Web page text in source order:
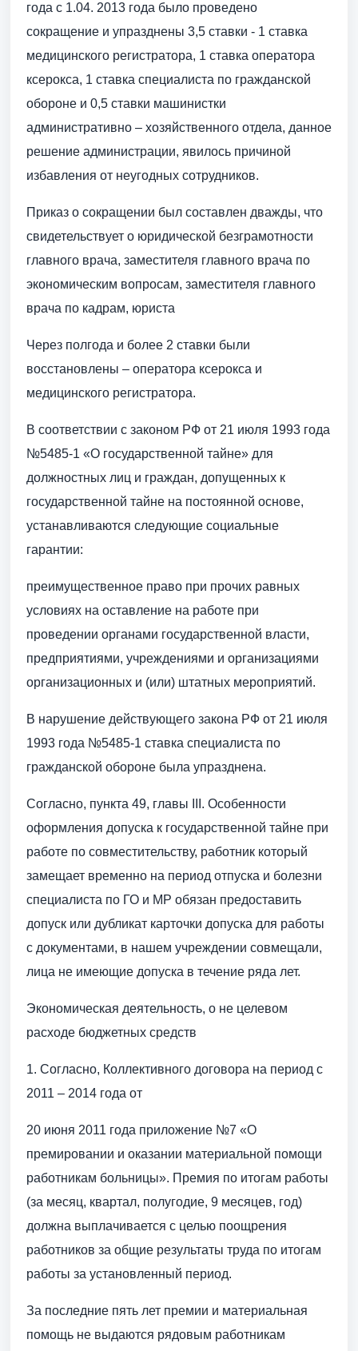
года с 1.04. 2013 года было проведено
сокращение и упразднены 3,5 ставки - 1 ставка
медицинского регистратора, 1 ставка оператора
ксерокса, 1 ставка специалиста по гражданской
обороне и 0,5 ставки машинистки
административно – хозяйственного отдела, данное
решение администрации, явилось причиной
избавления от неугодных сотрудников.
Приказ о сокращении был составлен дважды, что
свидетельствует о юридической безграмотности
главного врача, заместителя главного врача по
экономическим вопросам, заместителя главного
врача по кадрам, юриста
Через полгода и более 2 ставки были
восстановлены – оператора ксерокса и
медицинского регистратора.
В соответствии с законом РФ от 21 июля 1993 года
№5485-1 «О государственной тайне» для
должностных лиц и граждан, допущенных к
государственной тайне на постоянной основе,
устанавливаются следующие социальные
гарантии:
преимущественное право при прочих равных
условиях на оставление на работе при
проведении органами государственной власти,
предприятиями, учреждениями и организациями
организационных и (или) штатных мероприятий.
В нарушение действующего закона РФ от 21 июля
1993 года №5485-1 ставка специалиста по
гражданской обороне была упразднена.
Согласно, пункта 49, главы III. Особенности
оформления допуска к государственной тайне при
работе по совместительству, работник который
замещает временно на период отпуска и болезни
специалиста по ГО и МР обязан предоставить
допуск или дубликат карточки допуска для работы
с документами, в нашем учреждении совмещали,
лица не имеющие допуска в течение ряда лет.
Экономическая деятельность, о не целевом
расходе бюджетных средств
1. Согласно, Коллективного договора на период с
2011 – 2014 года от
20 июня 2011 года приложение №7 «О
премировании и оказании материальной помощи
работникам больницы». Премия по итогам работы
(за месяц, квартал, полугодие, 9 месяцев, год)
должна выплачивается с целью поощрения
работников за общие результаты труда по итогам
работы за установленный период.
За последние пять лет премии и материальная
помощь не выдаются рядовым работникам